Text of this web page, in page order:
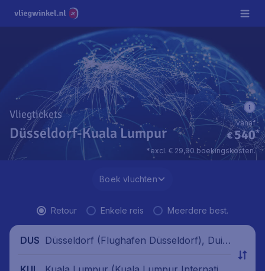
Vliegtickets
Düsseldorf-Kuala Lumpur €540*
vanaf
*excl. € 29,90 boekingskosten.
Boek vluchten
Retour Enkele reis Meerdere best.
DUS Düsseldorf (Flughafen Düsseldorf), Duits